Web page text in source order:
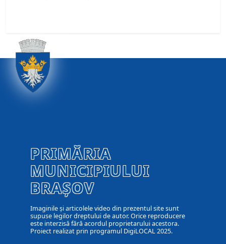
PRIMĂRIA
MUNICIPIULUI
BRAȘOV
Imaginile și articolele video din prezentul site sunt
supuse legilor dreptului de autor. Orice reproducere
este interzisă fără acordul proprietarului acestora.
Proiect realizat prin programul DigiLOCAL 2025.